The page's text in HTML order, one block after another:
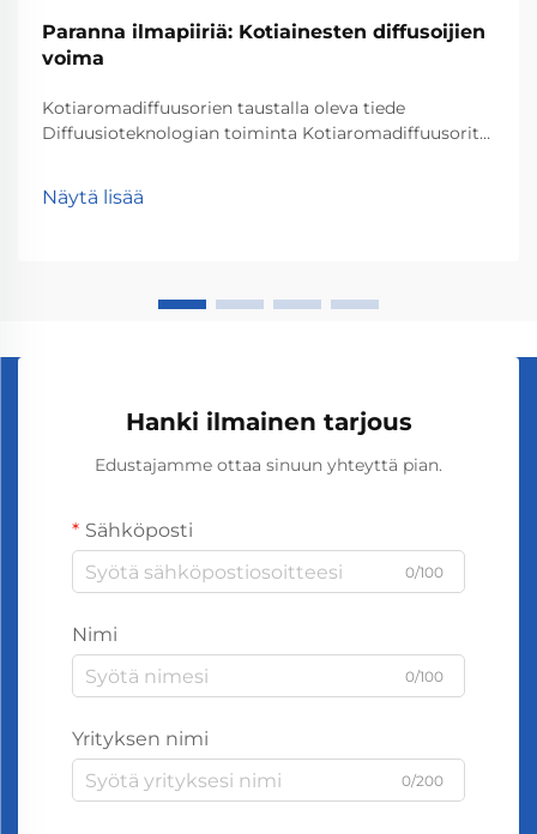
Paranna ilmapiiriä: Kotiainesten diffusoijien
voima
Kotiaromadiffuusorien taustalla oleva tiede
Diffuusioteknologian toiminta Kotiaromadiffuusorit
Periaatteessa se, mitä tapahtuu, on että ne
Näytä lisää
Hanki ilmainen tarjous
Edustajamme ottaa sinuun yhteyttä pian.
Sähköposti
0/100
Nimi
0/100
Yrityksen nimi
0/200